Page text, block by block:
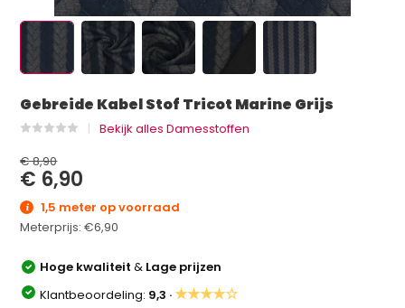
Gebreide Kabel Stof Tricot Marine Grijs
Bekijk alles Damesstoffen
€ 8,90
€ 6,90
1,5 meter op voorraad
Meterprijs:€6,90
Hoge kwaliteit& Lage prijzen
Klantbeoordeling: 9,3 ·★★★★☆